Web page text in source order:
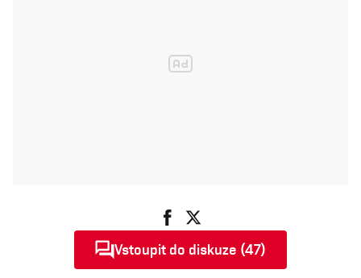
Vstoupit do diskuze (47)